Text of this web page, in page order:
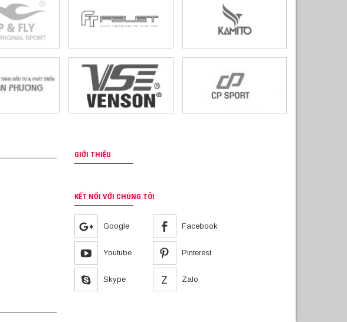
GIỚI THIỆU
KẾT NỐI VỚI CHÚNG TÔI
Google Facebook
Youtube Pinterest
Skype Zalo